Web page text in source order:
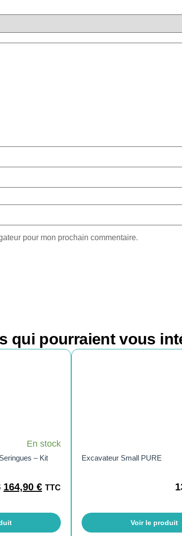
pour mon prochain commentaire.
qui pourraient vous
En stock
– Kit
164,90 € TTC
Excavateur Small PURE
Voir le produit